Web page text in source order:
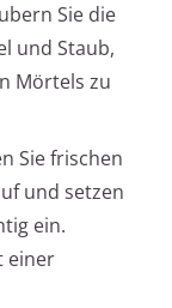
Sie die
und Staub,
Mörtels zu
Sie frischen
und setzen
ein.
einer